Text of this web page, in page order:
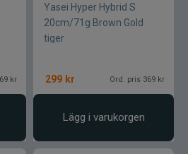
kr
Yasei Hyper Hybrid S
20cm/71g Brown Gold
tiger
299 kr Ord. pris 369 kr
Lägg i varukorgen